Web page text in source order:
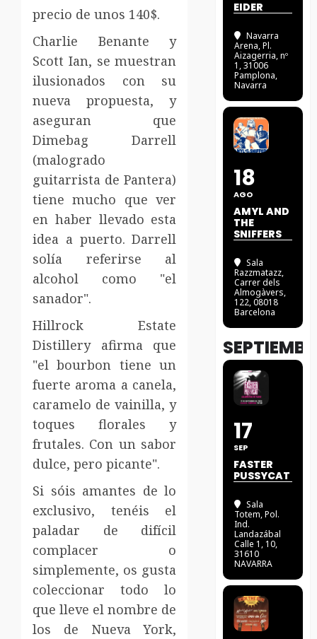
precio de unos 140$.
Charlie Benante y
Scott Ian, se muestran
ilusionados con su
nueva propuesta, y
aseguran que
Dimebag Darrell
(malogrado
guitarrista de Pantera)
tiene mucho que ver
en haber llevado esta
idea a puerto. Darrell
solía referirse al
alcohol como "el
sanador".
Hillrock Estate
Distillery afirma que
"el bourbon tiene un
fuerte aroma a canela,
caramelo de vainilla, y
toques florales y
frutales. Con un sabor
dulce, pero picante".
Si sóis amantes de lo
exclusivo, tenéis el
paladar de difícil
complacer o
simplemente, os gusta
coleccionar todo lo
que lleve el nombre de
los de Nueva York,
EIDER
Navarra
Arena, Pl.
Aizagerria, nº
1, 31006
Pamplona,
Navarra
18
AGO
AMYL AND
THE
SNIFFERS
Sala
Razzmatazz,
Carrer dels
Almogàvers,
122, 08018
Barcelona
17
SEP
FASTER
PUSSYCAT
Sala
Totem, Pol.
Ind.
Landazábal
Calle 1, 10,
31610
NAVARRA